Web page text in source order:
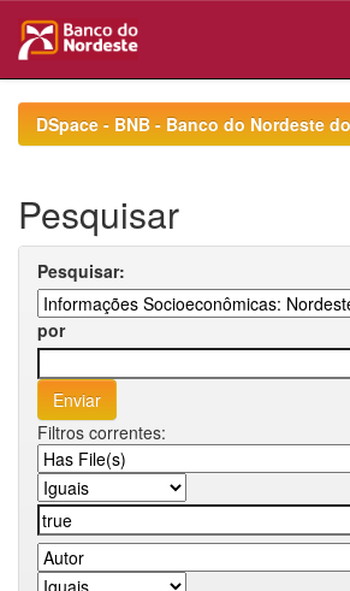
navigationDSpace - BNB - Banco do Nordeste
Pesquisar
Pesquisar:
por
Filtros correntes: